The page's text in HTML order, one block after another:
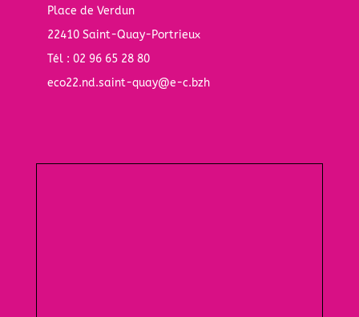
Place de Verdun
22410 Saint-Quay-Portrieux
Tél : 02 96 65 28 80
eco22.nd.saint-quay@e-c.bzh